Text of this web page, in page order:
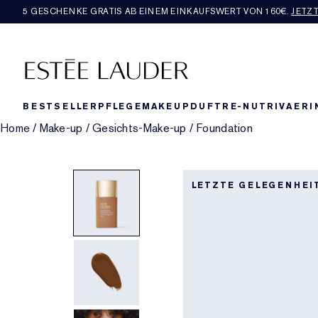
5 GESCHENKE GRATIS AB EINEM EINKAUFSWERT VON 160€​.
BESTSELLER PFLEGEMAKEUP DUFT RE-NUTRIV
Home / Make-up /Gesichts-Make-up / Foundation
LETZTE